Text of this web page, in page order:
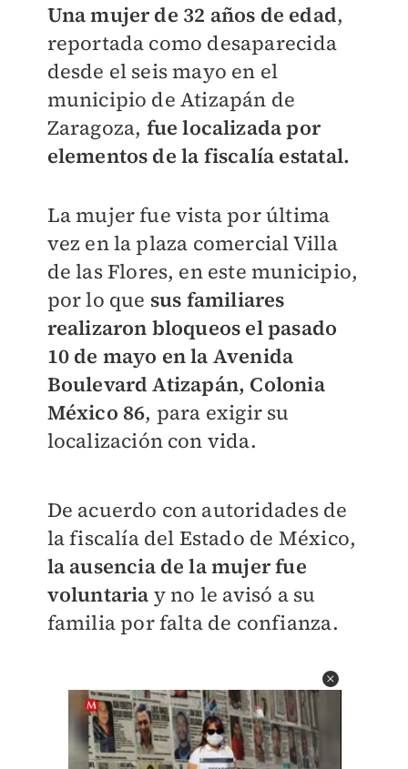
Una mujer de 32 años de edad,
reportada como desaparecida
desde el seis mayo en el
municipio de Atizapán de
Zaragoza, fue localizada por
elementos de la fiscalía estatal.
La mujer fue vista por última
vez en la plaza comercial Villa
de las Flores, en este municipio,
por lo que sus familiares
realizaron bloqueos el pasado
10 de mayo en la Avenida
Boulevard Atizapán, Colonia
México 86, para exigir su
localización con vida.
De acuerdo con autoridades de
la fiscalía del Estado de México,
la ausencia de la mujer fue
voluntaria y no le avisó a su
familia por falta de confianza.